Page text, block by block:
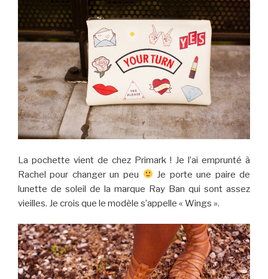
La pochette vient de chez Primark ! Je l’ai emprunté à
Rachel pour changer un peu
Je porte une paire de
lunette de soleil de la marque Ray Ban qui sont assez
vieilles. Je crois que le modèle s’appelle « Wings ».